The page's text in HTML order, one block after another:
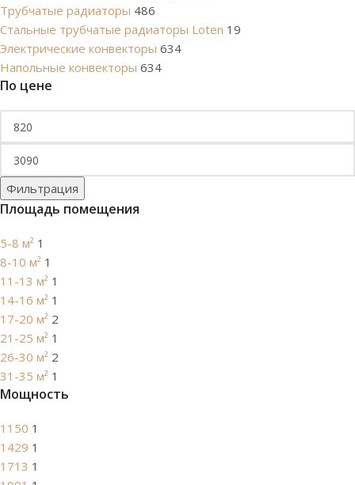
Трубчатые радиаторы 486
Cтальные трубчатые радиаторы Loten 19
Электрические конвекторы 634
Напольные конвекторы 634
По цене
Фильтрация
Площадь помещения
5-8 м² 1
8-10 м² 1
11-13 м² 1
14-16 м² 1
17-20 м² 2
21-25 м² 1
26-30 м² 2
31-35 м² 1
Мощность
1150 1
1429 1
1713 1